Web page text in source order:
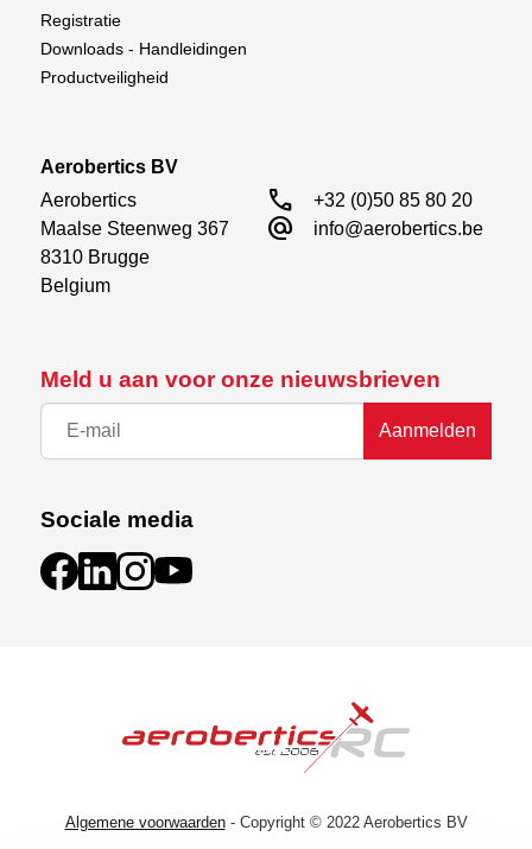
Meld u aan voor onze nieuwsbrieven
Aanmelden
Sociale media
Registratie
Downloads - Handleidingen
Productveiligheid
Aerobertics BV
Aerobertics
Maalse Steenweg 367
8310 Brugge
Belgium
call +32 (0)50 85 80 20
alternate_email info@aerobertics.be
Algemene voorwaarden - Copyright © 2022 Aerobertics BV